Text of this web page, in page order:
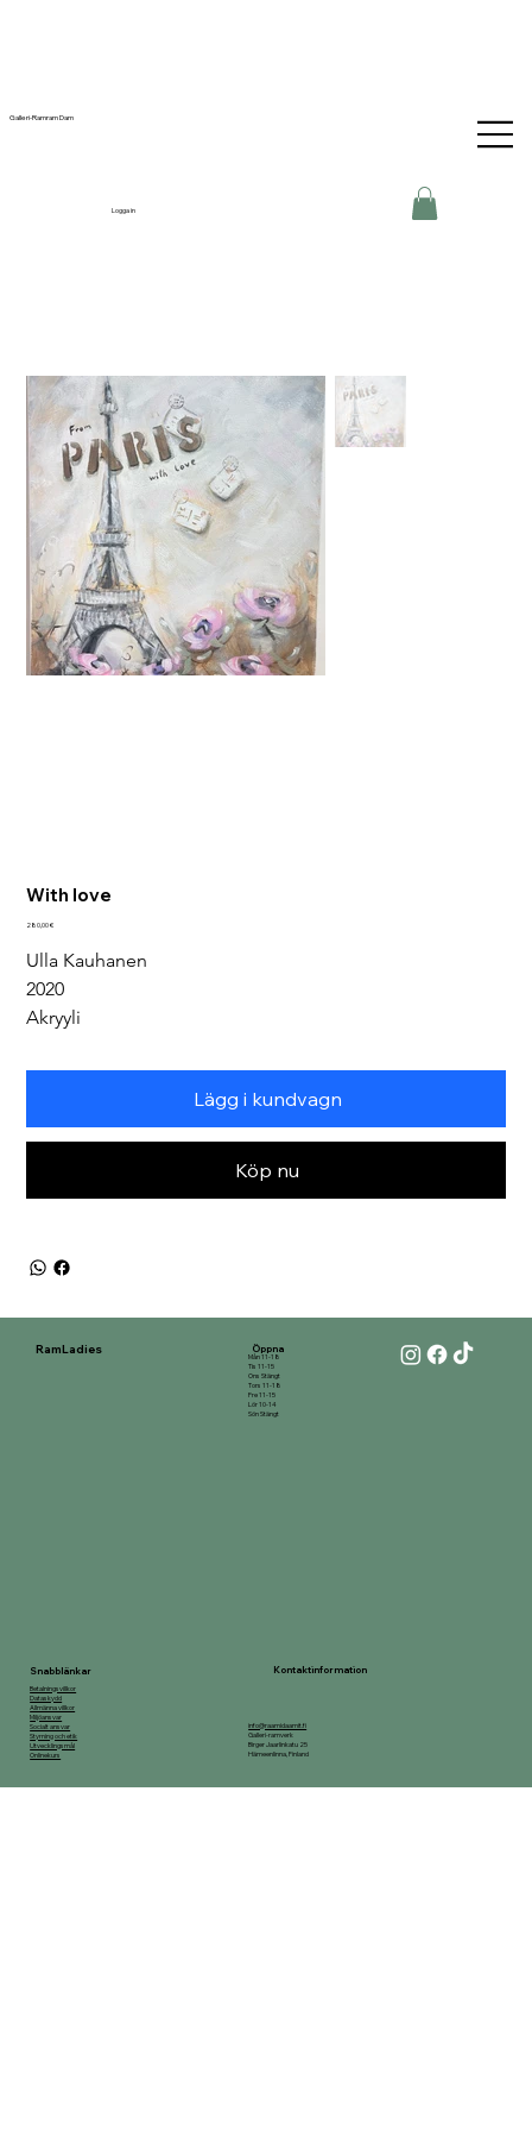
Galleri-Ramram Dam
Logga in
With love
Pris
280,00 €
Ulla Kauhanen
2020
Akryyli
Lägg i kundvagn
Köp nu
RamLadies
Betalningsvillkor
Dataskydd
Allmänna villkor
Miljöansvar
Socialt ansvar
Styrning och etik
Utvecklingsmål
Onlinekurs
Snabblänkar Kontaktinformation
info@raamidaamit.fi
Galleri-ramverk
Birger Jaarlinkatu 25
Hämeenlinna, Finland
Mån 11-18
Tis 11-15
Ons Stängt
Tors 11-18
Fre 11-15
Lör 10-14
Sön Stängt
Öppna